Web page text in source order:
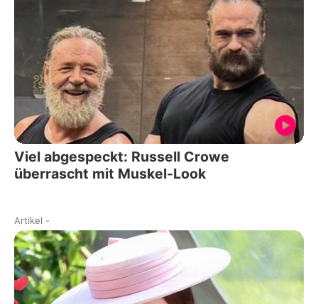
Viel abgespeckt: Russell Crowe
überrascht mit Muskel-Look
Artikel -